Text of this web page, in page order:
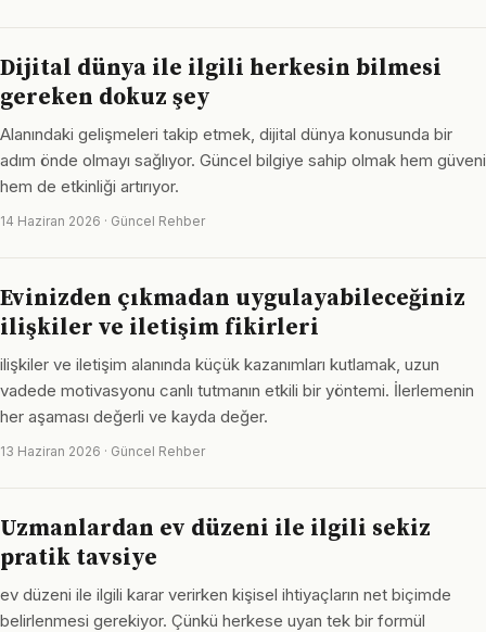
Dijital dünya ile ilgili herkesin bilmesi
gereken dokuz şey
Alanındaki gelişmeleri takip etmek, dijital dünya konusunda bir
adım önde olmayı sağlıyor. Güncel bilgiye sahip olmak hem güveni
hem de etkinliği artırıyor.
14 Haziran 2026 · Güncel Rehber
Evinizden çıkmadan uygulayabileceğiniz
ilişkiler ve iletişim fikirleri
ilişkiler ve iletişim alanında küçük kazanımları kutlamak, uzun
vadede motivasyonu canlı tutmanın etkili bir yöntemi. İlerlemenin
her aşaması değerli ve kayda değer.
13 Haziran 2026 · Güncel Rehber
Uzmanlardan ev düzeni ile ilgili sekiz
pratik tavsiye
ev düzeni ile ilgili karar verirken kişisel ihtiyaçların net biçimde
belirlenmesi gerekiyor. Çünkü herkese uyan tek bir formül